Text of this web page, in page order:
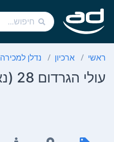
ראשי ארכיון נדלן למכירה
עולי הגרדום 28 (נאות הרצל)